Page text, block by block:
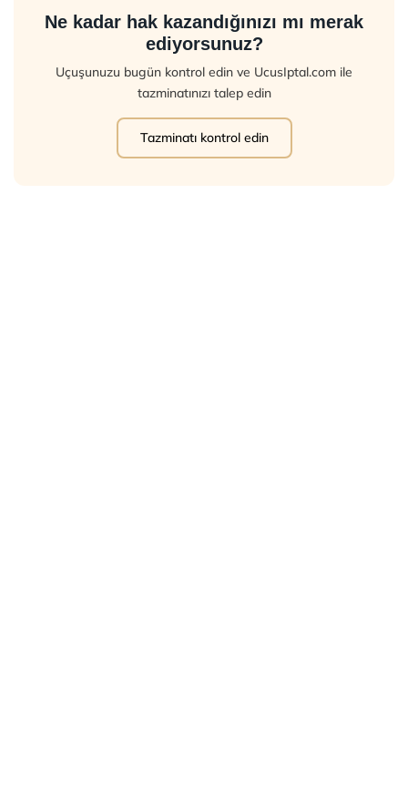
Ne kadar hak kazandığınızı mı merak
ediyorsunuz?
Uçuşunuzu bugün kontrol edin ve UcusIptal.com ile
tazminatınızı talep edin
Tazminatı kontrol edin